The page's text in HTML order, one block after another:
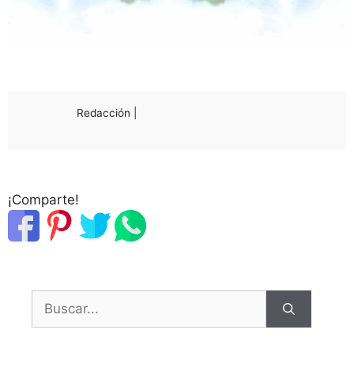
Redacción |
¡Comparte!
Buscar: